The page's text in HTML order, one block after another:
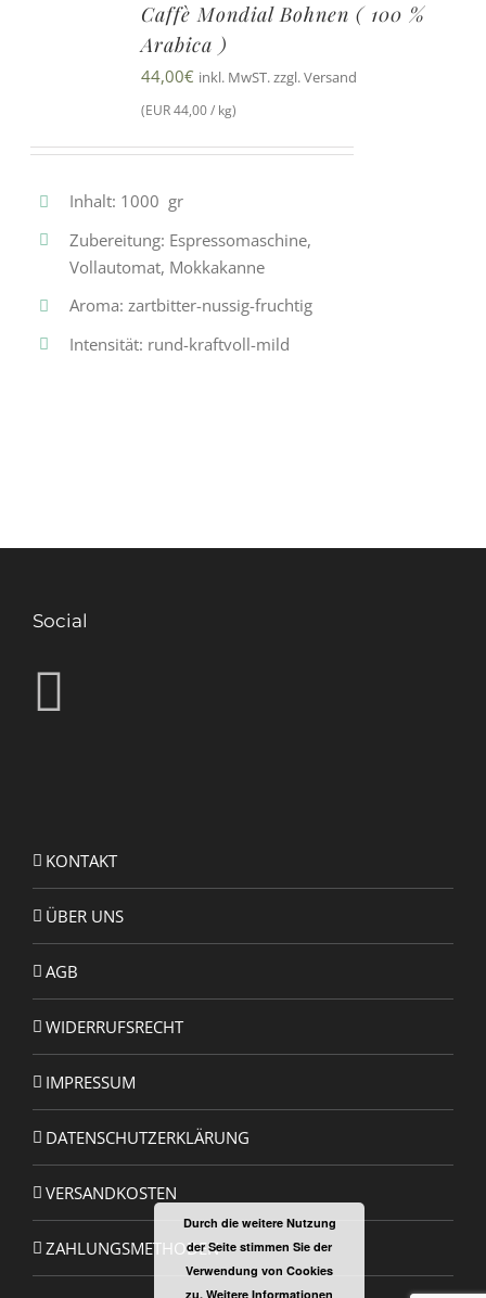
Caffè Mondial Bohnen ( 100 %
Arabica )
44,00€ inkl. MwST. zzgl. Versand
(EUR 44,00 / kg)
Inhalt: 1000 gr
Zubereitung: Espressomaschine,
Vollautomat, Mokkakanne
Aroma: zartbitter-nussig-fruchtig
Intensität: rund-kraftvoll-mild
Social
KONTAKT
ÜBER UNS
AGB
WIDERRUFSRECHT
IMPRESSUM
DATENSCHUTZERKLÄRUNG
VERSANDKOSTEN
ZAHLUNGSMETHODEN
Durch die weitere Nutzung
der Seite stimmen Sie der
Verwendung von Cookies
zu. Weitere Informationen